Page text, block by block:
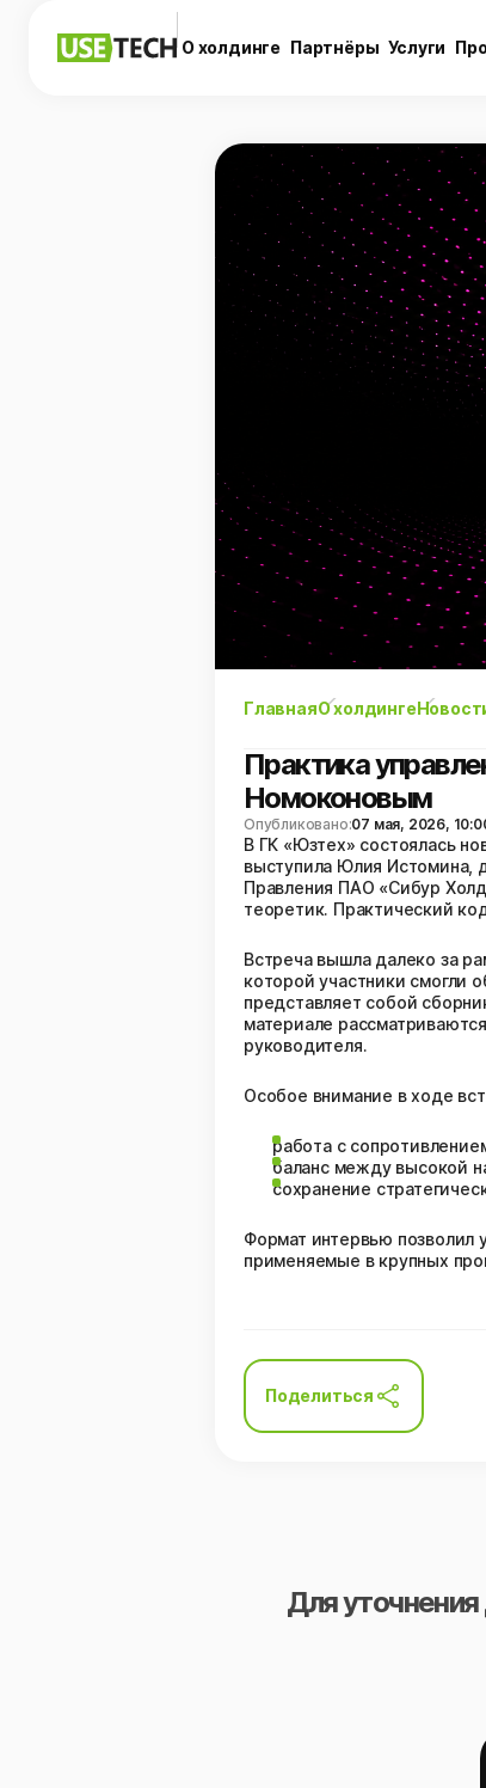
О холдинге Партнёры Услуги
ГлавнаяО холдинге
Практика
Номоконовым
Опубликовано:07 мая, 2026,
В ГК «Юзтех» состоялась
выступила Юлия Истомина,
Правления ПАО «Сибур
теоретик. Практический
Встреча вышла далеко за
которой участники смогли
представляет собой
материале
руководителя.
Особое внимание в ходе
работа с
баланс между высокой
сохранение
Формат интервью позволил
применяемые в крупных
Поделиться
Для